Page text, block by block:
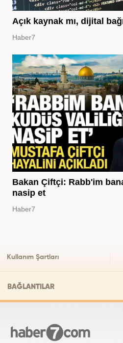
Açık kaynak mı, dijital
Haber7
Bakan Çiftçi: Rabb'im
nasip et
Haber7
Kullanım Şartları
BAĞLANTILAR